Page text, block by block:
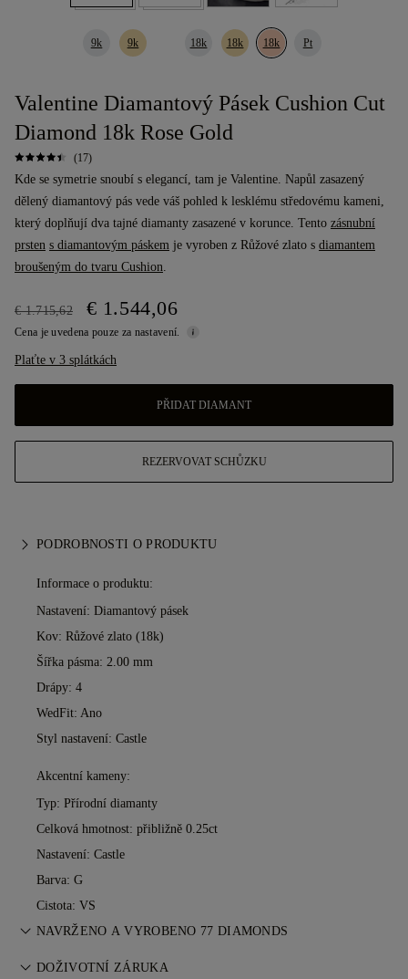
9k 9k 18k 18k 18k Pt
Valentine Diamantový Pásek Cushion Cut
Diamond 18k Rose Gold
(17)
Kde se symetrie snoubí s elegancí, tam je Valentine. Napůl zasazený
dělený diamantový pás vede váš pohled k lesklému středovému kameni,
který doplňují dva tajné diamanty zasazené v korunce. Tento zásnubní
prsten s diamantovým páskem je vyroben z Růžové zlato s diamantem
broušeným do tvaru Cushion.
€ 1.715,62 € 1.544,06
Cena je uvedena pouze za nastavení.
Plaťte v 3 splátkách
PŘIDAT DIAMANT
REZERVOVAT SCHŮZKU
PODROBNOSTI O PRODUKTU
Informace o produktu:
Nastavení: Diamantový pásek
Kov: Růžové zlato (18k)
Šířka pásma: 2.00 mm
Drápy: 4
WedFit: Ano
Styl nastavení: Castle
Akcentní kameny:
Typ: Přírodní diamanty
Celková hmotnost: přibližně 0.25ct
Nastavení: Castle
Barva: G
Cistota: VS
NAVRŽENO A VYROBENO 77 DIAMONDS
Umění šperkařství zdokonalené mistry 77 Diamonds — jeden
DOŽIVOTNÍ ZÁRUKA